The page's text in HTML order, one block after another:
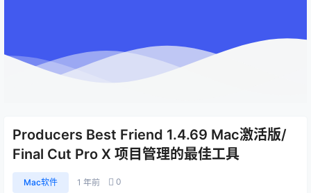
Producers Best Friend 1.4.69 Mac激活版/
Final Cut Pro X 项目管理的最佳工具
Mac软件 1 年前 0